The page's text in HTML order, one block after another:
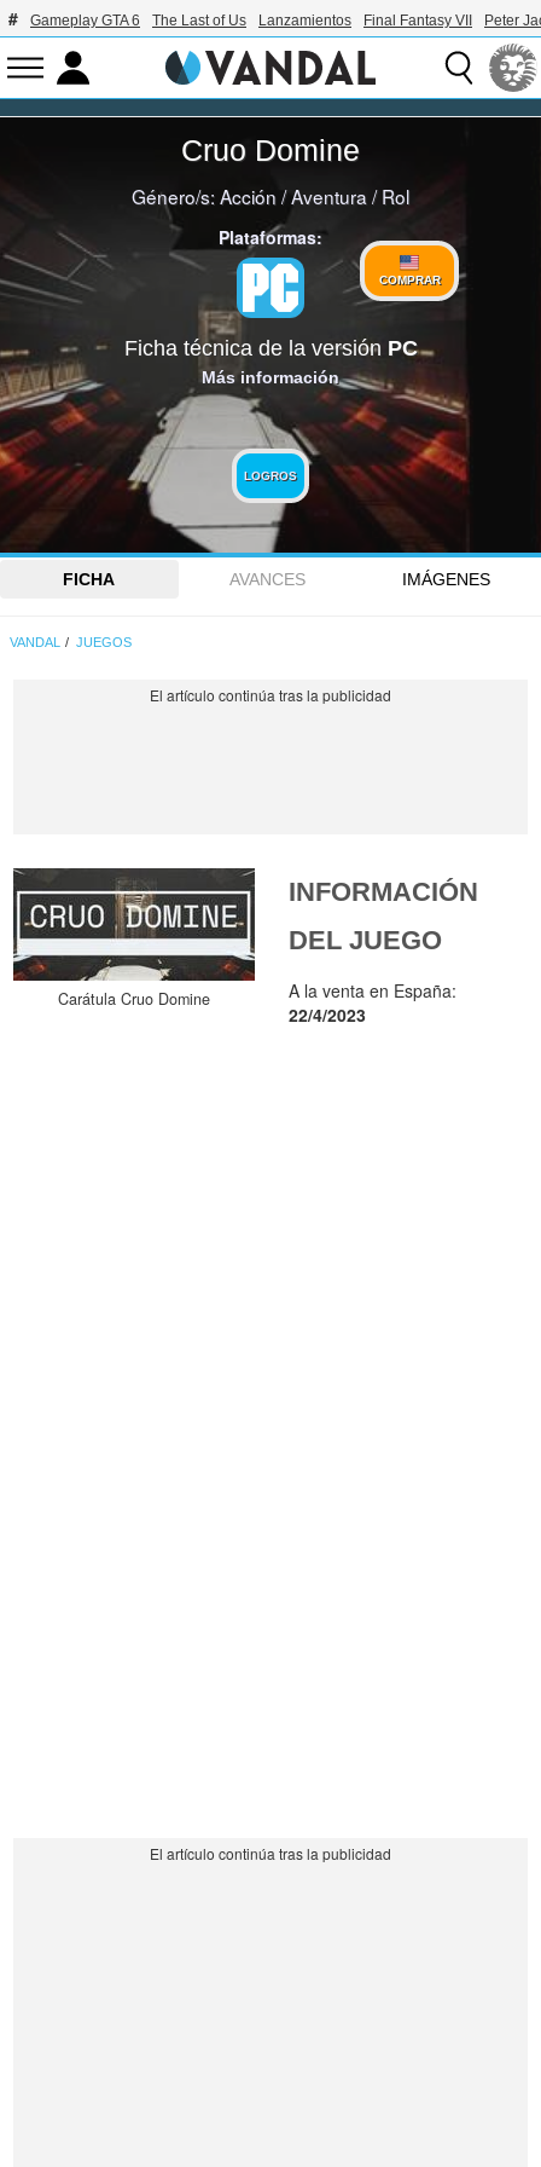
Gameplay GTA 6 The Last of Us Lanzamientos Final Fantasy VII Peter
Cruo Domine
Género/s:Acción /Aventura /Rol
Plataformas:
COMPRAR
Ficha técnica de la versión PC
Más información
LOGROS
FICHA AVANCES IMÁGENES
VANDAL JUEGOS
Carátula Cruo Domine
INFORMACIÓN
DEL JUEGO
A la venta en España:
22/4/2023